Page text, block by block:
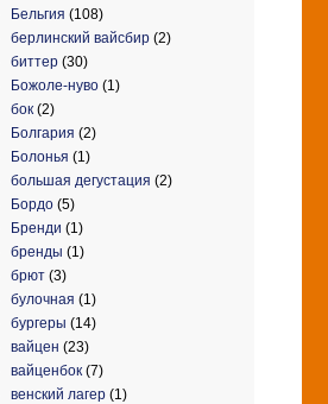
Бельгия (108)
берлинский вайсбир (2)
биттер (30)
Божоле-нуво (1)
бок (2)
Болгария (2)
Болонья (1)
большая дегустация (2)
Бордо (5)
Бренди (1)
бренды (1)
брют (3)
булочная (1)
бургеры (14)
вайцен (23)
вайценбок (7)
венский лагер (1)